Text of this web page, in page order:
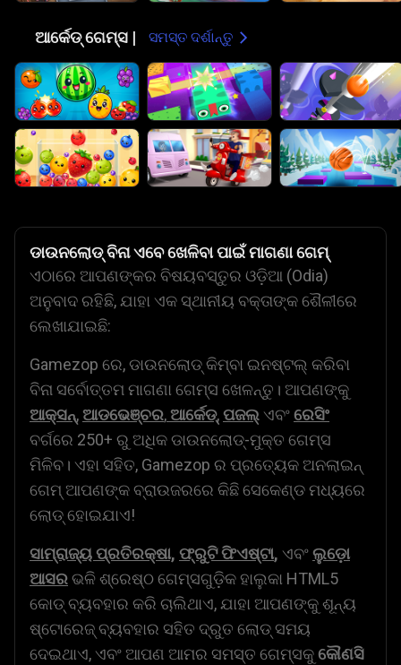
ଆର୍କେଡ୍ ଗେମ୍ସ | ସମସ୍ତ ଦର୍ଶାନ୍ତୁ
ଡାଉନଲୋଡ୍ ବିନା ଏବେ ଖେଳିବା ପାଇଁ ମାଗଣା ଗେମ୍
ଏଠାରେ ଆପଣଙ୍କର ବିଷୟବସ୍ତୁର ଓଡ଼ିଆ (Odia)
ଅନୁବାଦ ରହିଛି, ଯାହା ଏକ ସ୍ଥାନୀୟ ବକ୍ତାଙ୍କ ଶୈଳୀରେ
ଲେଖାଯାଇଛି:
Gamezop ରେ, ଡାଉନଲୋଡ୍ କିମ୍ବା ଇନଷ୍ଟଲ୍ କରିବା
ବିନା ସର୍ବୋତ୍ତମ ମାଗଣା ଗେମ୍ସ ଖେଳନ୍ତୁ। ଆପଣଙ୍କୁ
ଆକ୍ସନ୍,ଆଡଭେଞ୍ଚର,ଆର୍କେଡ୍,ପଜଲ୍ଏବଂରେସିଂ
ବର୍ଗରେ 250+ ରୁ ଅଧିକ ଡାଉନଲୋଡ୍-ମୁକ୍ତ ଗେମ୍ସ
ମିଳିବ। ଏହା ସହିତ, Gamezop ର ପ୍ରତ୍ୟେକ ଅନଲାଇନ୍
ଗେମ୍ ଆପଣଙ୍କ ବ୍ରାଉଜରରେ କିଛି ସେକେଣ୍ଡ ମଧ୍ୟରେ
ଲୋଡ୍ ହୋଇଯାଏ!
ସାମ୍ରାଜ୍ୟ ପ୍ରତିରକ୍ଷା, ଫ୍ରୁଟି ଫିଏଷ୍ଟା, ଏବଂଲୁଡ଼ୋ
ଆସରଭଳି ଶ୍ରେଷ୍ଠ ଗେମ୍ସଗୁଡ଼ିକ ହାଲୁକା HTML5
କୋଡ୍ ବ୍ୟବହାର କରି ଚାଲିଥାଏ, ଯାହା ଆପଣଙ୍କୁ ଶୂନ୍ୟ
ଷ୍ଟୋରେଜ୍ ବ୍ୟବହାର ସହିତ ଦ୍ରୁତ ଲୋଡ୍ ସମୟ
ଦେଇଥାଏ, ଏବଂ ଆପଣ ଆମର ସମସ୍ତ ଗେମ୍ସକୁକୌଣସି